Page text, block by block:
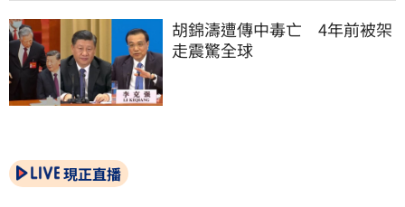
胡錦濤遭傳中毒亡　4年前被架
走震驚全球
現正直播